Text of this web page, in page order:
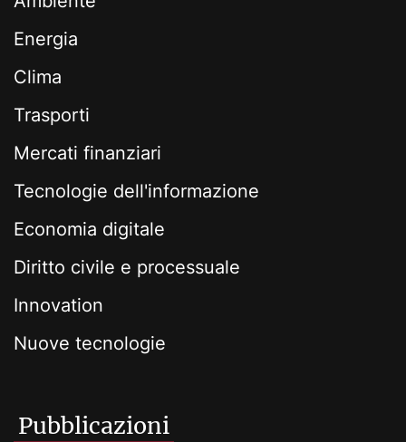
Energia
Clima
Trasporti
Mercati finanziari
Tecnologie dell'informazione
Economia digitale
Diritto civile e processuale
Innovation
Nuove tecnologie
Pubblicazioni